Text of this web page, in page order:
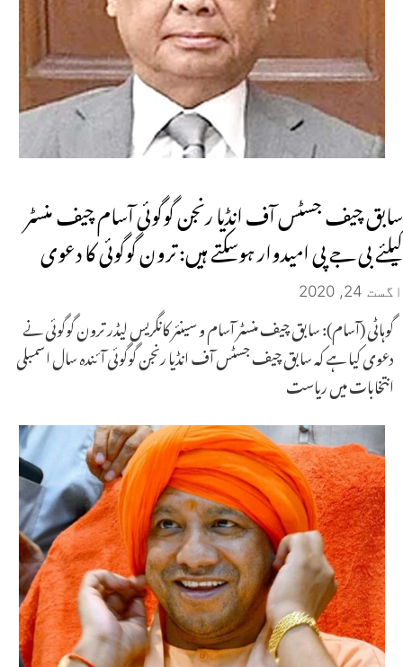
سابق چیف جسٹس آف انڈیا رنجن گوگوئی آسام چیف منسٹر
کیلئے بی جے پی امیدوار ہوسکتے ہیں: ترون گوگوئی کا دعوی
اگست 24, 2020
گوہاٹی (آسام): سابق چیف منسٹر آسام و سینئر کانگریس لیڈر ترون گوگوئی نے
دعوی کیا ہے کہ سابق چیف جسٹس آف انڈیا رنجن گوگوئی آئندہ سال اسمبلی
انتخابات میں ریاست